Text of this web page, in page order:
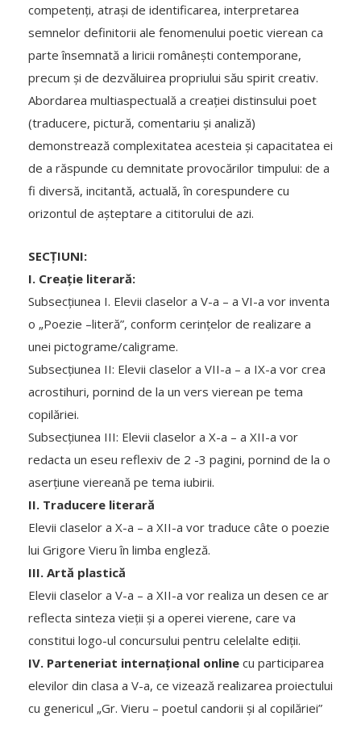
competenți, atrași de identificarea, interpretarea
semnelor definitorii ale fenomenului poetic vierean ca
parte însemnată a liricii românești contemporane,
precum și de dezvăluirea propriului său spirit creativ.
Abordarea multiaspectuală a creației distinsului poet
(traducere, pictură, comentariu și analiză)
demonstrează complexitatea acesteia și capacitatea ei
de a răspunde cu demnitate provocărilor timpului: de a
fi diversă, incitantă, actuală, în corespundere cu
orizontul de așteptare a cititorului de azi.
SECȚIUNI:
I. Creație literară:
Subsecțiunea I. Elevii claselor a V-a – a VI-a vor inventa
o „Poezie –literă”, conform cerințelor de realizare a
unei pictograme/caligrame.
Subsecțiunea II: Elevii claselor a VII-a – a IX-a vor crea
acrostihuri, pornind de la un vers vierean pe tema
copilăriei.
Subsecțiunea III: Elevii claselor a X-a – a XII-a vor
redacta un eseu reflexiv de 2 -3 pagini, pornind de la o
aserțiune viereană pe tema iubirii.
II. Traducere literară
Elevii claselor a X-a – a XII-a vor traduce câte o poezie
lui Grigore Vieru în limba engleză.
III. Artă plastică
Elevii claselor a V-a – a XII-a vor realiza un desen ce ar
reflecta sinteza vieții și a operei vierene, care va
constitui logo-ul concursului pentru celelalte ediții.
IV. Parteneriat internațional online cu participarea
elevilor din clasa a V-a, ce vizează realizarea proiectului
cu genericul „Gr. Vieru – poetul candorii și al copilăriei”